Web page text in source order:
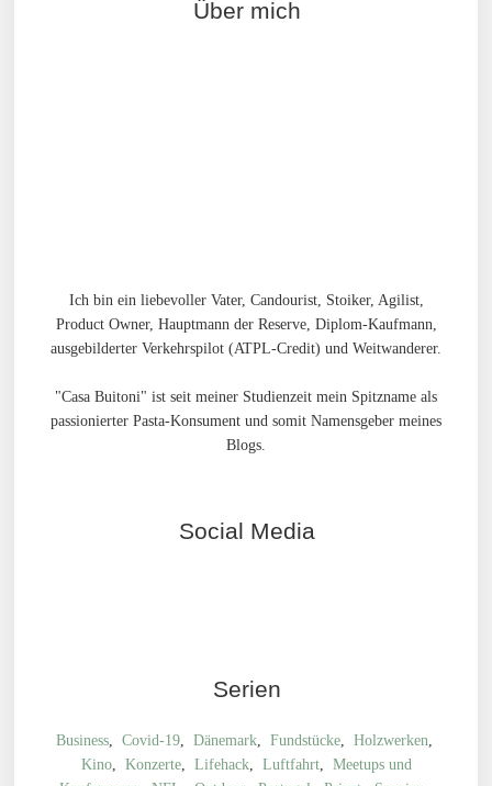
Ich bin ein liebevoller Vater, Candourist, Stoiker, Agilist,
Product Owner, Hauptmann der Reserve, Diplom-Kaufmann,
"Casa Buitoni" ist seit meiner Studienzeit mein Spitzname als
passionierter Pasta-Konsument und somit Namensgeber meines
Business, Covid-19, Dänemark ,Fundstücke,Holzwerken